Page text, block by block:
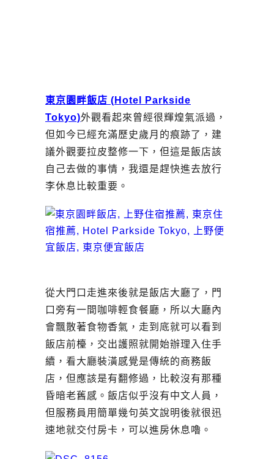
東京園畔飯店 (Hotel Parkside
Tokyo)外觀看起來曾經很輝煌氣派過，
但如今已經充滿歷史歲月的痕跡了，建
議外觀要拉皮整修一下，但這是飯店該
自己去做的事情，我還是趕快進去放行
李休息比較重要。
從大門口走進來後就是飯店大廳了，門
口旁有一間咖啡輕食餐廳，所以大廳內
會飄散著食物香氣，走到底就可以看到
飯店前檯，交出護照就開始辦理入住手
續，看大廳裝潢感覺是傳統的商務飯
店，但應該是有翻修過，比較沒有那種
昏暗老舊感。飯店似乎沒有中文人員，
但服務員用簡單幾句英文說明後就很迅
速地就交付房卡，可以進房休息嚕。